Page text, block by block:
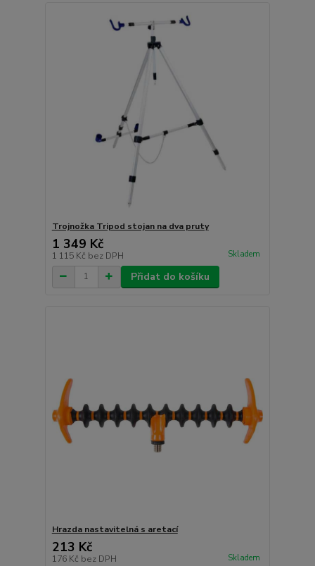
Trojnožka Tripod stojan na dva pruty
1 349 Kč
1 115 Kč bez DPH Skladem
Přidat do košíku
Hrazda nastavitelná s aretací
213 Kč
176 Kč bez DPH Skladem